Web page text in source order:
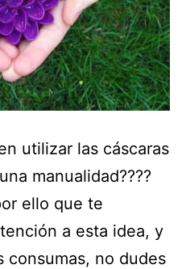
utilizar las cáscaras
manualidad????
ello que te
a esta idea, y
consumas, no dudes